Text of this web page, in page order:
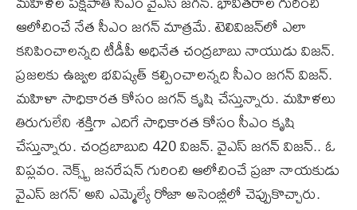
ఆలోచించే నేత సీఎం జగన్ మాత్రమే. టెలివిజన్‌లో ఎలా
కనిపించాలన్నది టీడీపీ అధినేత చంద్రబాబు నాయుడు విజన్.
ప్రజలకు ఉజ్వల భవిష్యత్ కల్పించాలన్నది సీఎం జగన్ విజన్.
మహిళా సాధికారత కోసం జగన్ కృషి చేస్తున్నారు. మహిళలు
తిరుగులేని శక్తిగా ఎదిగే సాధికారత కోసం సీఎం కృషి
చేస్తున్నారు. చంద్రబాబుది 420 విజన్. వైఎస్ జగన్ విజన్.. ఓ
విప్లవం. నెక్స్ట్ జనరేషన్ గురించి ఆలోచించే ప్రజా నాయకుడు
వైఎస్ జగన్’ అని ఎమ్మెల్యే రోజా అసెంబ్లీలో చెప్పుకొచ్చారు.